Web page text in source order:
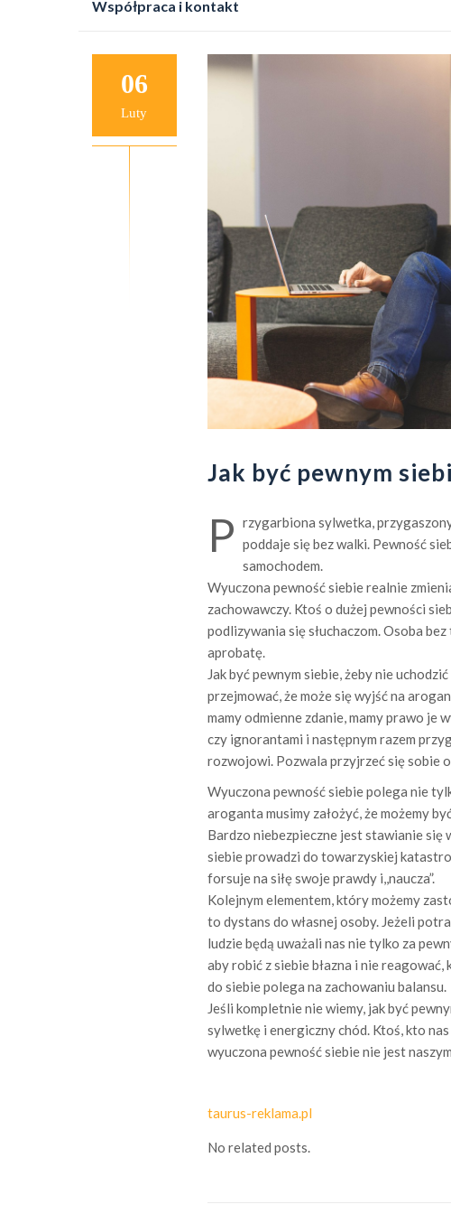
Współpraca i kontakt
06
Luty
Jak być pewnym
P rzygarbiona sylwetka,
poddaje się bez walki. Pewność
samochodem.
Wyuczona pewność siebie realnie
zachowawczy. Ktoś o dużej pewności
podlizywania się słuchaczom. Osoba
aprobatę.
Jak być pewnym siebie, żeby nie
przejmować, że może się wyjść na
mamy odmienne zdanie, mamy prawo je
czy ignorantami i następnym razem
rozwojowi. Pozwala przyjrzeć się sobie
Wyuczona pewność siebie polega nie
aroganta musimy założyć, że możemy
Bardzo niebezpieczne jest stawianie się
siebie prowadzi do towarzyskiej
forsuje na siłę swoje prawdy i,,naucza”.
Kolejnym elementem, który możemy
to dystans do własnej osoby. Jeżeli
ludzie będą uważali nas nie tylko za
aby robić z siebie błazna i nie
do siebie polega na zachowaniu balansu.
Jeśli kompletnie nie wiemy, jak być
sylwetkę i energiczny chód. Ktoś, kto
wyuczona pewność siebie nie jest
taurus-reklama.pl
No related posts.